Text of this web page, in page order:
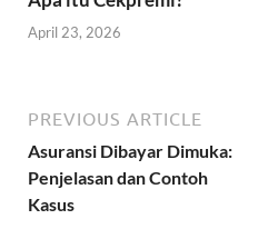
April 23, 2026
PREVIOUS ARTICLE
Asuransi Dibayar Dimuka:
Penjelasan dan Contoh
Kasus